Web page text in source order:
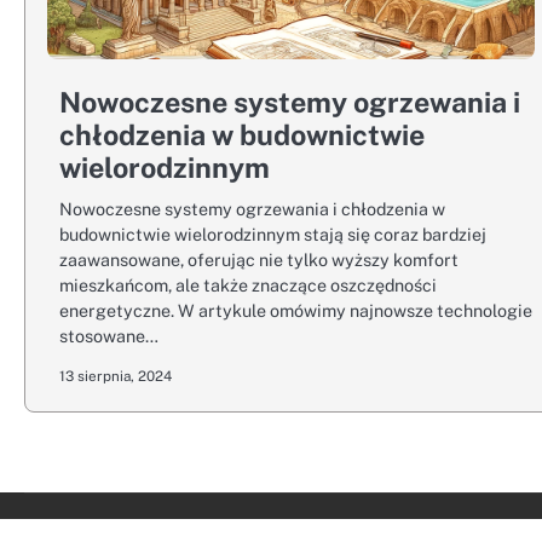
Nowoczesne systemy ogrzewania i
chłodzenia w budownictwie
wielorodzinnym
Nowoczesne systemy ogrzewania i chłodzenia w
budownictwie wielorodzinnym stają się coraz bardziej
zaawansowane, oferując nie tylko wyższy komfort
mieszkańcom, ale także znaczące oszczędności
energetyczne. W artykule omówimy najnowsze technologie
stosowane…
13 sierpnia, 2024